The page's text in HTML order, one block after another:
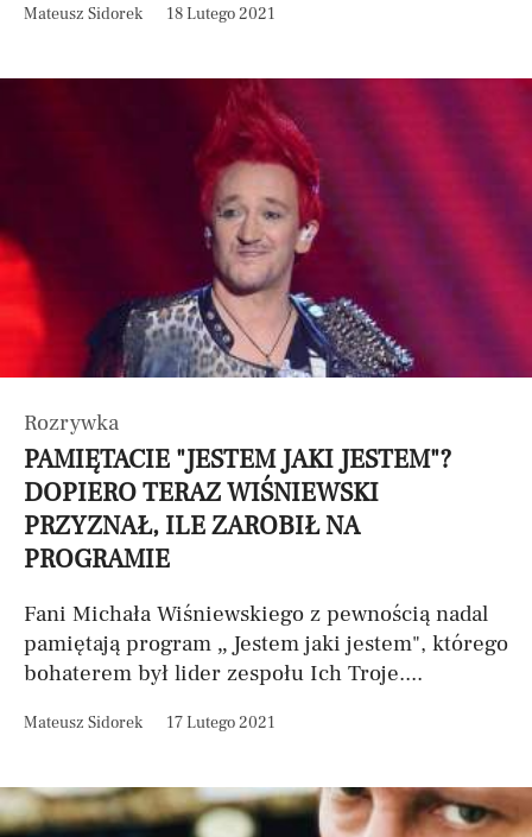
Mateusz Sidorek 18 Lutego 2021
Rozrywka
PAMIĘTACIE "JESTEM JAKI JESTEM"?
DOPIERO TERAZ WIŚNIEWSKI
PRZYZNAŁ, ILE ZAROBIŁ NA
PROGRAMIE
Fani Michała Wiśniewskiego z pewnością nadal
pamiętają program „ Jestem jaki jestem", którego
bohaterem był lider zespołu Ich Troje....
Mateusz Sidorek 17 Lutego 2021